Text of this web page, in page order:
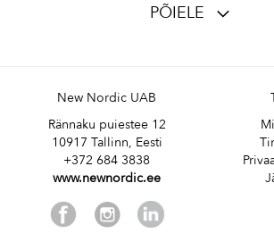
PÕIELE
New Nordic UAB
Rännaku puiestee 12
10917 Tallinn, Eesti
+372 684 3838
www.newnordic.ee